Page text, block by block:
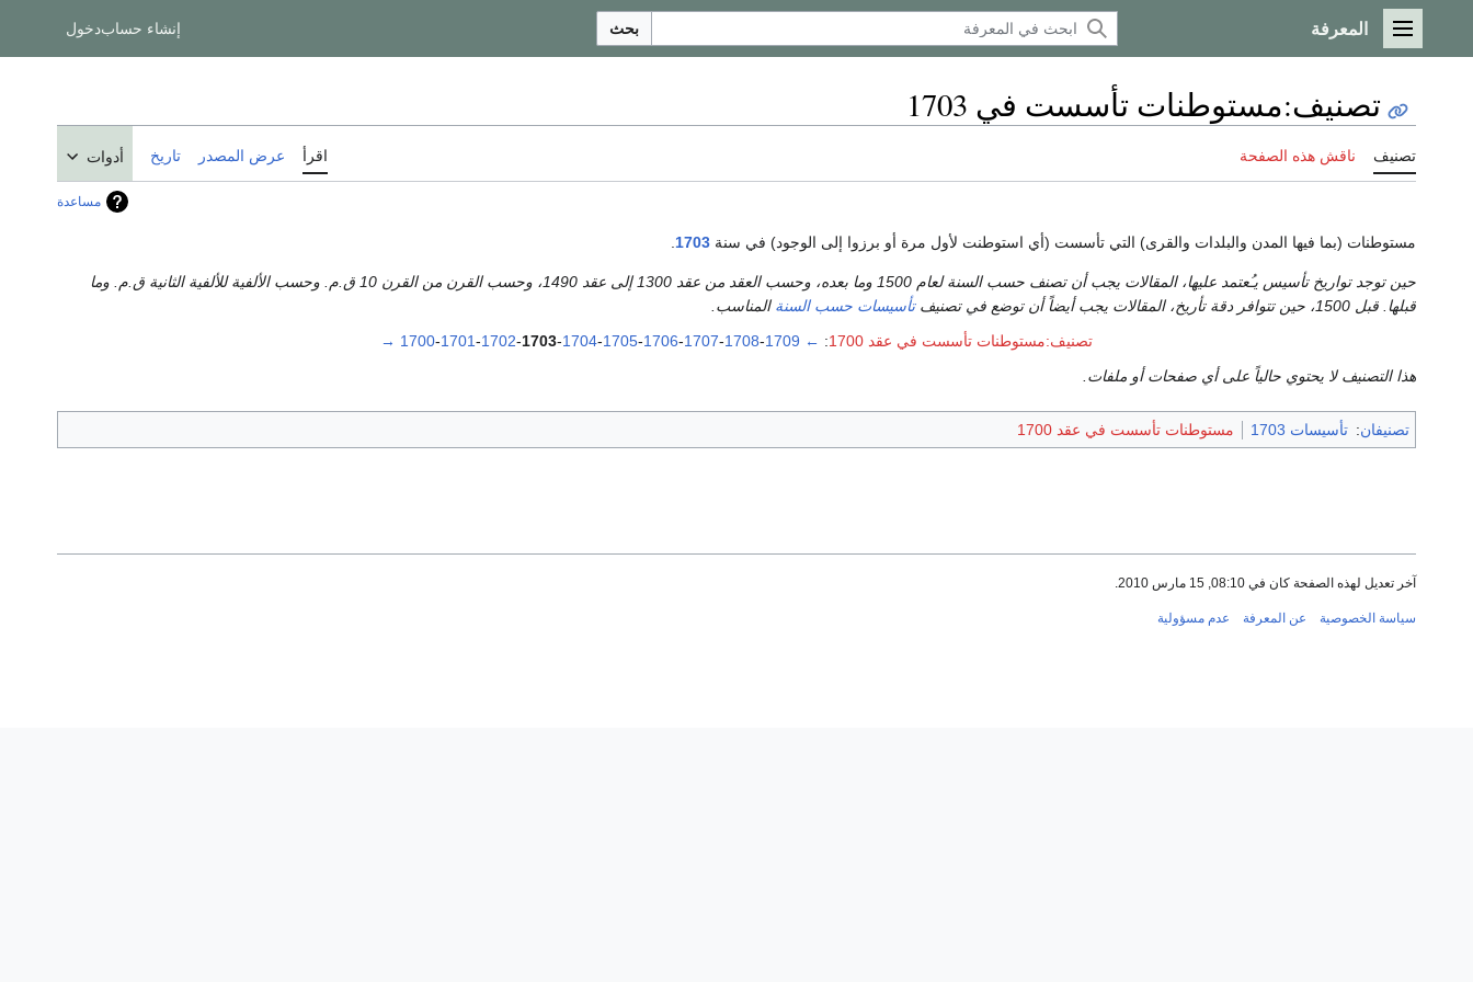
القائمة الرئيسية
المعرفة بحث إنشاء حسابدخول
تصنيف:مستوطنات تأسست في 1703
تصنيف ناقش هذه الصفحة اقرأ عرض المصدر تاريخ أدوات
مساعدة
مستوطنات (بما فيها المدن والبلدات والقرى) التي تأسست (أي استوطنت لأول مرة أو برزوا إلى الوجود) في سنة 1703
حين توجد تواريخ تأسيس يـُعتمد عليها، المقالات يجب أن تصنف حسب السنة لعام 1500 وما بعده، وحسب العقد من عقد 1300 إلى عقد 1490، وحسب القرن من القرن 10 ق.م. وحسب الألفية للألفية الثانية ق.م. وما
قبلها. قبل 1500، حين تتوافر دقة تأريخ، المقالات يجب أيضاً أن توضع في تصنيف
تأسيسات حسب السنة المناسب.
تصنيف:مستوطنات تأسست في عقد 1700
:
←
1700-1701-1702-1703-1704-1705-1706-1707-1708-1709
→
هذا التصنيف لا يحتوي حالياً على أي صفحات أو ملفات.
تصنيفان: تأسيسات 1703 مستوطنات تأسست في عقد 1700
آخر تعديل لهذه الصفحة كان في 08:10, 15 مارس 2010.
سياسة الخصوصية عن المعرفة عدم مسؤولية